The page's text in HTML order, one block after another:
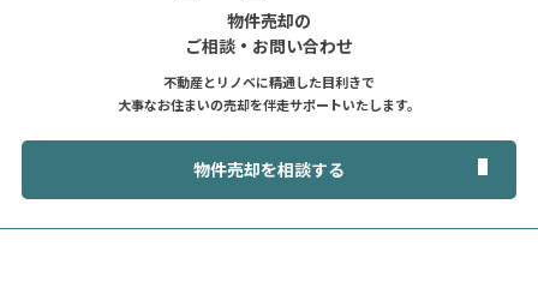
物件売却の
ご相談・お問い合わせ
不動産とリノベに精通した目利きで
大事なお住まいの売却を伴走サポートいたします。
物件売却を相談する